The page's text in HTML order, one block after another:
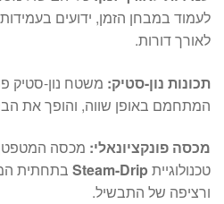
לעמוד במבחן הזמן, ידועים
לאורך דורות.
תכונות נון-סטיק: משטח נון-סטיק
המתחמם באופן שווה, והופך את
מכסה פונקציונאלי: מכסה
טכנולוגיית Steam-Drip בתחתית
ורציפה של התבשיל.